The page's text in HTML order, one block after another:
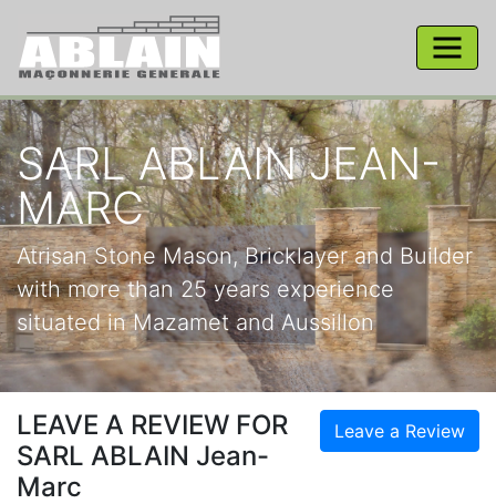
SARL ABLAIN JEAN-
MARC
Atrisan Stone Mason, Bricklayer and Builder
with more than 25 years experience
situated in Mazamet and Aussillon
Leave a Review
LEAVE A REVIEW FOR
SARL ABLAIN Jean-
Marc